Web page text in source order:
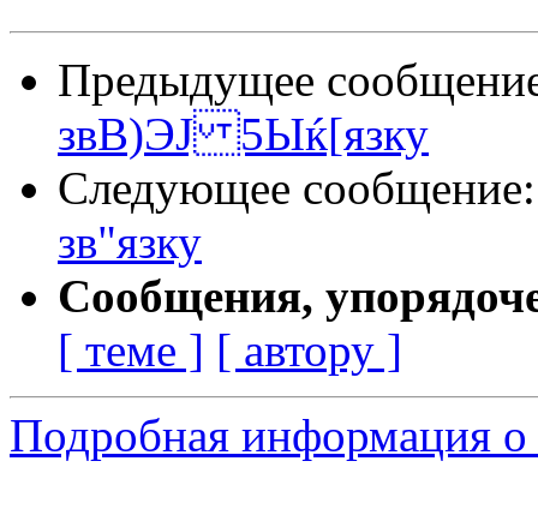
Предыдущее
звВ)ЭЈ 5Ыќ[язку
Следующее
зв"язку
Сообщения,
[ теме ] [ автору ]
Подробная информация о